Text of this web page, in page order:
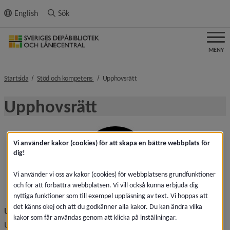
innehållet
English Sök
MENY
Startsida Stöd och kompetens nivå i brödsmulenavigeringen
Upphovsrättnivå i brödsmulenavigeringen
Upphovsrätt
Upphovsrätten skyddar konstnärligt skapande
Upphovsrätt – copyright på engelska – är ensamrätten till
Vi använder kakor (cookies) för att skapa en bättre webbplats för
dig!
Vi använder vi oss av kakor (cookies) för webbplatsens grundfunktioner
och för att förbättra webbplatsen. Vi vill också kunna erbjuda dig
nyttiga funktioner som till exempel uppläsning av text. Vi hoppas att
det känns okej och att du godkänner alla kakor. Du kan ändra vilka
kakor som får användas genom att klicka på inställningar.